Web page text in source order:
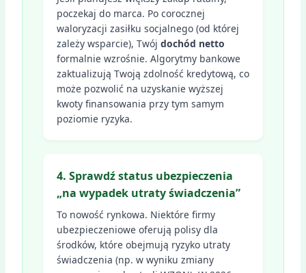
poczekaj do marca. Po corocznej
waloryzacji zasiłku socjalnego (od której
zależy wsparcie), Twój dochód netto
formalnie wzrośnie. Algorytmy bankowe
zaktualizują Twoją zdolność kredytową, co
może pozwolić na uzyskanie wyższej
kwoty finansowania przy tym samym
poziomie ryzyka.
4. Sprawdź status ubezpieczenia
„na wypadek utraty świadczenia”
To nowość rynkowa. Niektóre firmy
ubezpieczeniowe oferują polisy dla
środków, które obejmują ryzyko utraty
świadczenia (np. w wyniku zmiany